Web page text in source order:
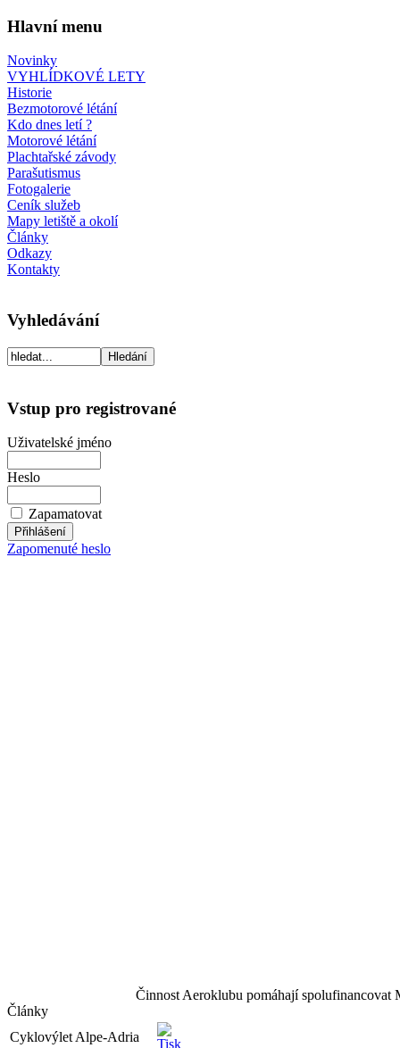
Hlavní menu
Novinky
VYHLÍDKOVÉ LETY
Historie
Bezmotorové létání
Kdo dnes letí ?
Motorové létání
Plachtařské závody
Parašutismus
Fotogalerie
Ceník služeb
Mapy letiště a okolí
Články
Odkazy
Kontakty
Vyhledávání
Vstup pro registrované
Uživatelské jméno
Heslo
Zapamatovat
Zapomenuté heslo
Činnost Aeroklubu pomáhají
Články
Cyklovýlet Alpe-Adria